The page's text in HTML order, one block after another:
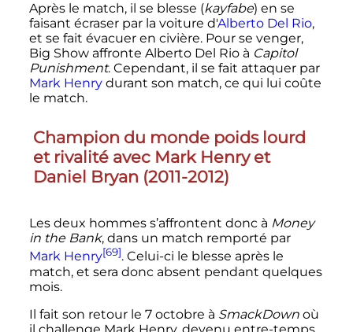
Après le match, il se blesse (kayfabe) en se
faisant écraser par la voiture d'Alberto Del Rio,
et se fait évacuer en civière. Pour se venger,
Big Show affronte Alberto Del Rio à Capitol
Punishment. Cependant, il se fait attaquer par
Mark Henrydurant son match, ce qui lui coûte
le match.
Champion du monde poids lourd
et rivalité avec Mark Henry et
Daniel Bryan (2011-2012)
Les deux hommes s’affrontent donc à Money
in the Bank, dans un match remporté par
Mark Henry[69]. Celui-ci le blesse après le
match, et sera donc absent pendant quelques
mois.
Il fait son retour le 7 octobre à SmackDownoù